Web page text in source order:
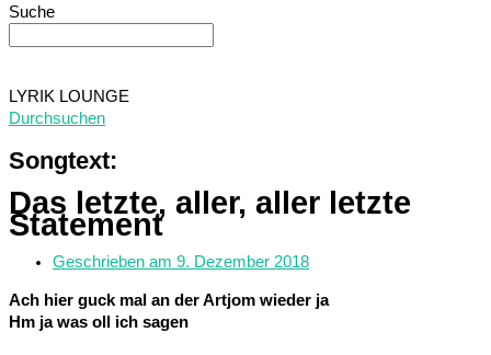
Suche
LYRIK LOUNGE
Durchsuchen
Songtext:
Das letzte, aller, aller letzte
Statement
Geschrieben am 9. Dezember 2018
Ach hier guck mal an der Artjom wieder ja
Hm ja was oll ich sagen